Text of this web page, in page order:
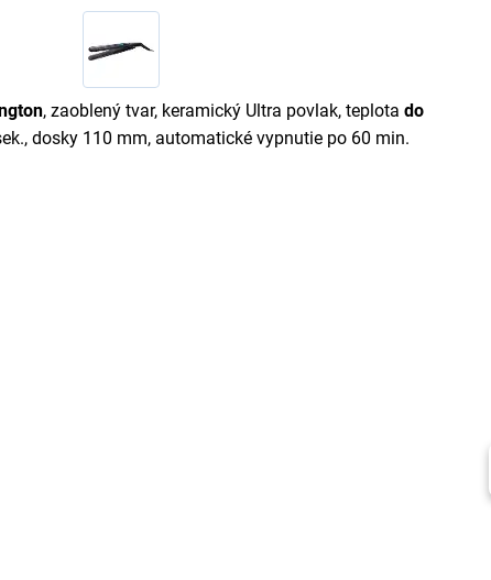
, zaoblený tvar, keramický Ultra povlak, teplota do
dosky 110 mm, automatické vypnutie po 60 min.